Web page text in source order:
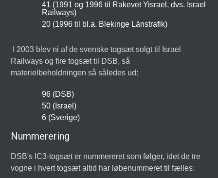
41 (1991 og 1996 til Rakevet Yisrael, dvs. Israel
Railways)
20 (1996 til bl.a. Blekinge Länstrafik)
I 2003 blev ni af de svenske togsæt solgt til Israel
Railways og fire togsæt til DSB, så
materielbeholdningen så således ud:
96 (DSB)
50 (Israel)
6 (Sverige)
Nummerering
DSB's IC3-togsæt er nummereret som følger, idet de tre
vogne i hvert togsæt altid har løbenummeret til fælles: